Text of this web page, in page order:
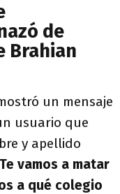
de
Brahian
un mensaje
usuario que
y apellido
vamos a matar
a qué colegio